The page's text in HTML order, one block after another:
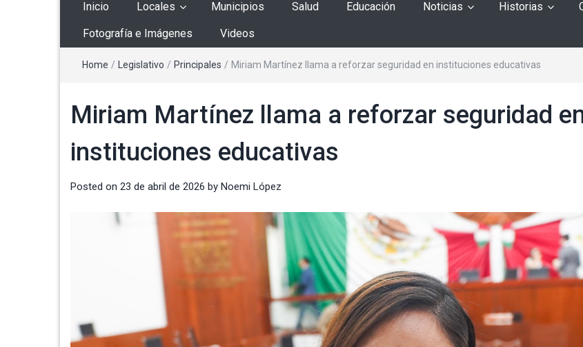
Inicio Locales Municipios Salud Educación Noticias Historias
Fotografía e Imágenes Videos
Home / Legislativo / Principales / Miriam Martínez llama a reforzar seguridad en instituciones educativas
Miriam Martínez llama a reforzar seguridad
instituciones educativas
Posted on 23 de abril de 2026 by Noemi López